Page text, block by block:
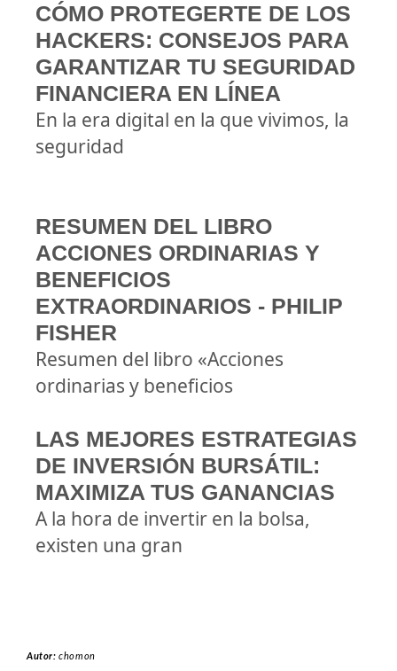
CÓMO PROTEGERTE DE LOS
HACKERS: CONSEJOS PARA
GARANTIZAR TU SEGURIDAD
FINANCIERA EN LÍNEA
En la era digital en la que vivimos, la
seguridad
RESUMEN DEL LIBRO
ACCIONES ORDINARIAS Y
BENEFICIOS
EXTRAORDINARIOS - PHILIP
FISHER
Resumen del libro «Acciones
ordinarias y beneficios
LAS MEJORES ESTRATEGIAS
DE INVERSIÓN BURSÁTIL:
MAXIMIZA TUS GANANCIAS
A la hora de invertir en la bolsa,
existen una gran
Autor:chomon